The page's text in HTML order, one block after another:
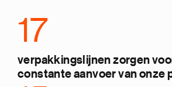
17
verpakkingslijnen zorgen
constante aanvoer van onze